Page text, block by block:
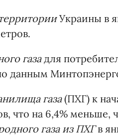
Украины в
газадля
данным
газа(ПХГ) к
что на 6,4%
газа из ПХГв